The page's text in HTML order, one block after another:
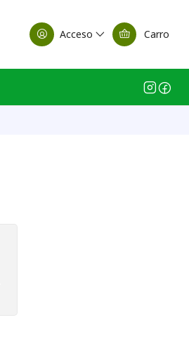
Acceso Carro